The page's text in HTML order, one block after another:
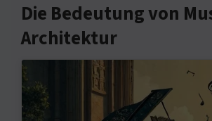
Die Bedeutung von
Architektur